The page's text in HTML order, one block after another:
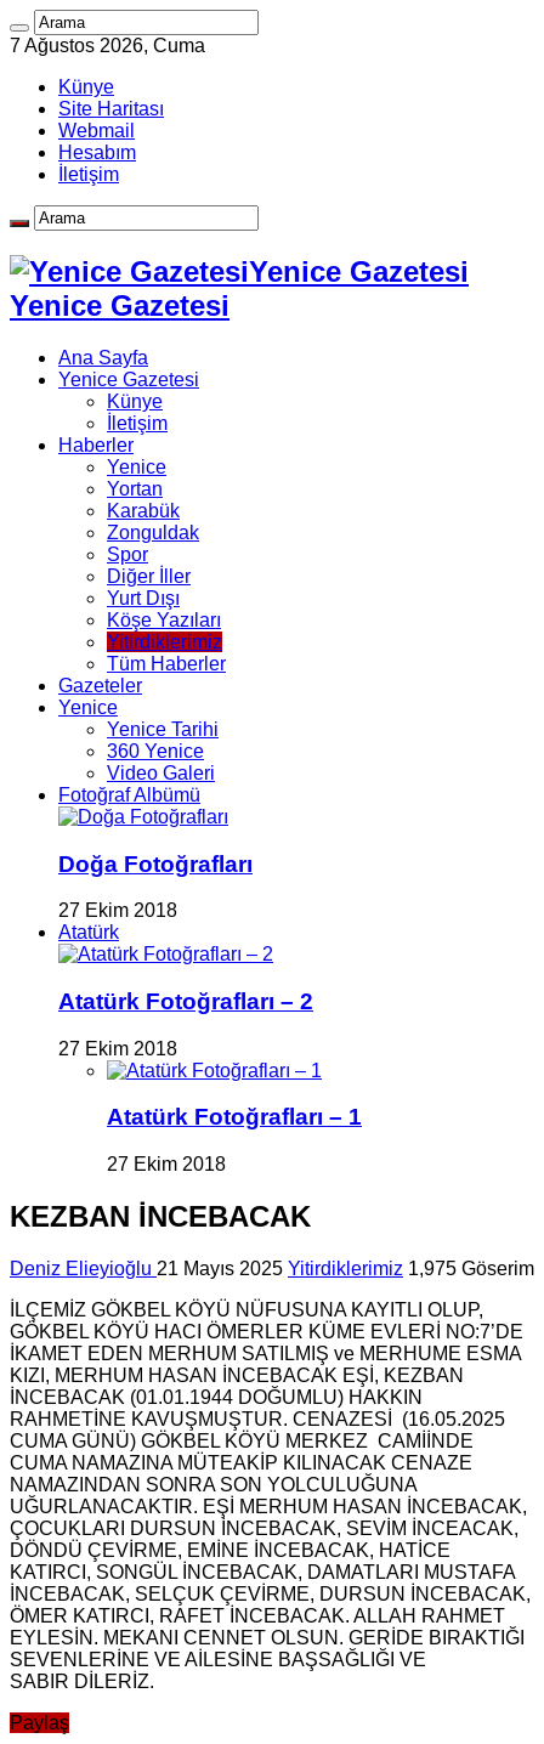
7 Ağustos 2026, Cuma
Künye
Site Haritası
Webmail
Hesabım
İletişim
Yenice Gazetesi
Yenice Gazetesi
Ana Sayfa
Yenice Gazetesi
Künye
İletişim
Haberler
Yenice
Yortan
Karabük
Zonguldak
Spor
Diğer İller
Yurt Dışı
Köşe Yazıları
Yitirdiklerimiz
Tüm Haberler
Gazeteler
Yenice
Yenice Tarihi
360 Yenice
Video Galeri
Fotoğraf Albümü
Doğa Fotoğrafları
27 Ekim 2018
Atatürk
Atatürk Fotoğrafları – 2
27 Ekim 2018
Atatürk Fotoğrafları – 1
27 Ekim 2018
KEZBAN İNCEBACAK
Deniz Elieyioğlu 21 Mayıs 2025 Yitirdiklerimiz 1,975 Göserim
İLÇEMİZ GÖKBEL KÖYÜ NÜFUSUNA KAYITLI OLUP,
GÖKBEL KÖYÜ HACI ÖMERLER KÜME EVLERİ NO:7’DE
İKAMET EDEN MERHUM SATILMIŞ ve MERHUME ESMA
KIZI, MERHUM HASAN İNCEBACAK EŞİ, KEZBAN
İNCEBACAK (01.01.1944 DOĞUMLU) HAKKIN
RAHMETİNE KAVUŞMUŞTUR. CENAZESİ (16.05.2025
CUMA GÜNÜ) GÖKBEL KÖYÜ MERKEZ CAMİİNDE
CUMA NAMAZINA MÜTEAKİP KILINACAK CENAZE
NAMAZINDAN SONRA SON YOLCULUĞUNA
UĞURLANACAKTIR. EŞİ MERHUM HASAN İNCEBACAK,
ÇOCUKLARI DURSUN İNCEBACAK, SEVİM İNCEACAK,
DÖNDÜ ÇEVİRME, EMİNE İNCEBACAK, HATİCE
KATIRCI, SONGÜL İNCEBACAK, DAMATLARI MUSTAFA
İNCEBACAK, SELÇUK ÇEVİRME, DURSUN İNCEBACAK,
ÖMER KATIRCI, RAFET İNCEBACAK. ALLAH RAHMET
EYLESİN. MEKANI CENNET OLSUN. GERİDE BIRAKTIĞI
SEVENLERİNE VE AİLESİNE BAŞSAĞLIĞI VE
SABIR DİLERİZ.
Paylaş